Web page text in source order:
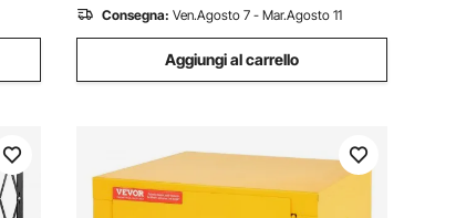
Consegna: Ven.Agosto 7 - Mar.Agosto 11
Aggiungi al carrello